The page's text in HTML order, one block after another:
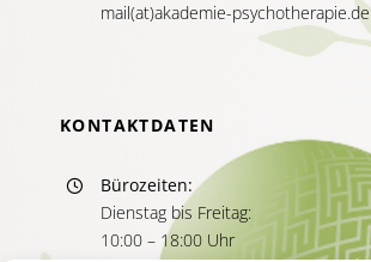
mail(at)akademie-psychotherapie.de
KONTAKTDATEN
Bürozeiten:
Dienstag bis Freitag:
10:00 – 18:00 Uhr